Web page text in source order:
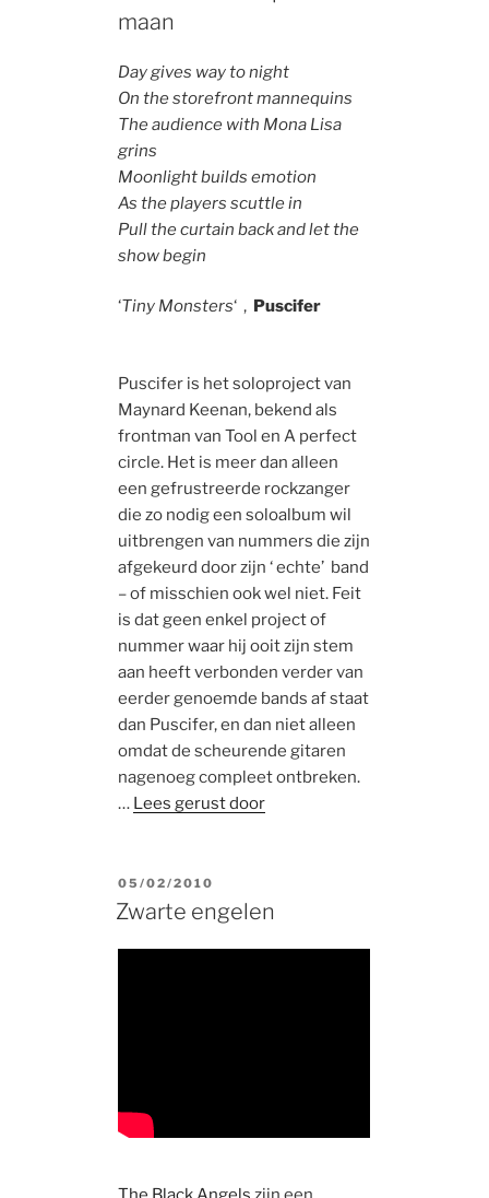
maan
Day gives way to night
On the storefront mannequins
The audience with Mona Lisa
grins
Moonlight builds emotion
As the players scuttle in
Pull the curtain back and let the
show begin
‘Tiny Monsters‘ , Puscifer
Puscifer is het soloproject van
Maynard Keenan, bekend als
frontman van Tool en A perfect
circle. Het is meer dan alleen
een gefrustreerde rockzanger
die zo nodig een soloalbum wil
uitbrengen van nummers die zijn
afgekeurd door zijn ‘ echte’ band
– of misschien ook wel niet. Feit
is dat geen enkel project of
nummer waar hij ooit zijn stem
aan heeft verbonden verder van
eerder genoemde bands af staat
dan Puscifer, en dan niet alleen
omdat de scheurende gitaren
nagenoeg compleet ontbreken.
… Lees gerust door
POSTED
ON
05/02/2010
Zwarte engelen